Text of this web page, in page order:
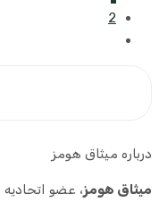
2
درباره میثاق هومز
میثاق هومز، عضو